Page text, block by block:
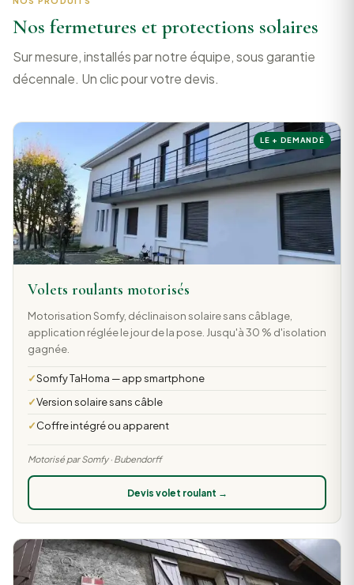
Nos fermetures et protections solaires
Sur mesure, installés par notre équipe, sous garantie
décennale. Un clic pour votre devis.
LE + DEMANDÉ
Volets roulants motorisés
Motorisation Somfy, déclinaison solaire sans câblage,
application réglée le jour de la pose. Jusqu'à 30 % d'isolation
gagnée.
Somfy TaHoma — app smartphone
Version solaire sans câble
Coffre intégré ou apparent
Motorisé par Somfy · Bubendorff
Devis volet roulant →